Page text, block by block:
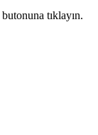
butonuna tıklayın.